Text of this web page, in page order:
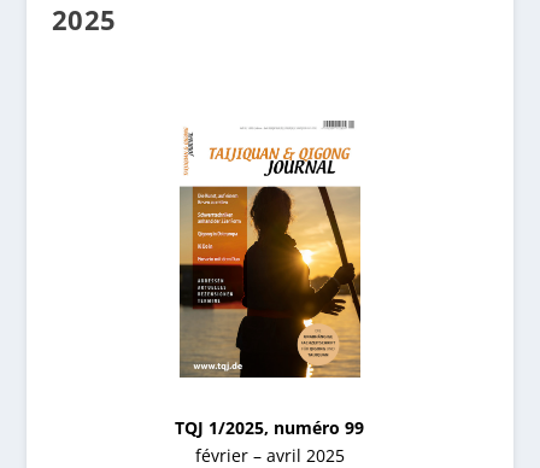
2025
TQJ 1/2025, numéro 99
février – avril 2025